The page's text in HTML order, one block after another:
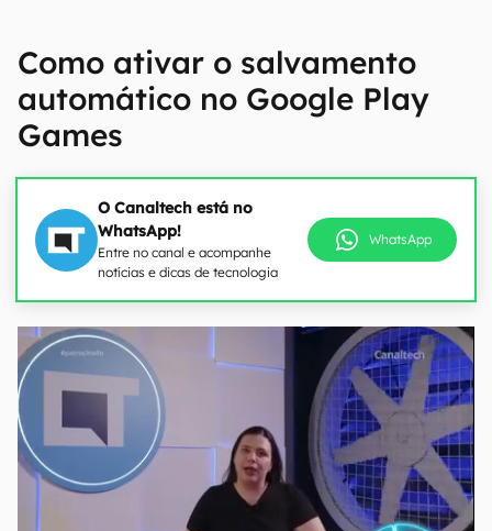
Como ativar o salvamento
automático no Google Play
Games
O Canaltech está no
WhatsApp!
Entre no canal e acompanhe
notícias e dicas de tecnologia
WhatsApp